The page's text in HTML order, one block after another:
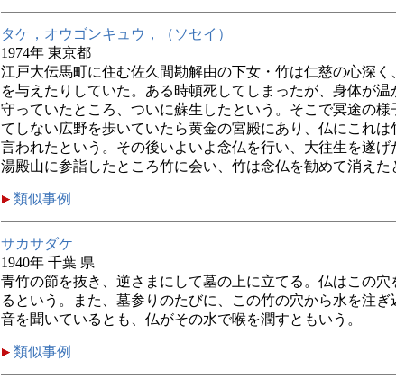
タケ，オウゴンキュウ，（ソセイ）
1974年 東京都
江戸大伝馬町に住む佐久間勘解由の下女・竹は仁慈の心深く
を与えたりしていた。ある時頓死してしまったが、身体が温
守っていたところ、ついに蘇生したという。そこで冥途の様
てしない広野を歩いていたら黄金の宮殿にあり、仏にこれは
言われたという。その後いよいよ念仏を行い、大往生を遂げ
湯殿山に参詣したところ竹に会い、竹は念仏を勧めて消えた
類似事例
サカサダケ
1940年 千葉 県
青竹の節を抜き、逆さまにして墓の上に立てる。仏はこの穴
るという。また、墓参りのたびに、この竹の穴から水を注ぎ
音を聞いているとも、仏がその水で喉を潤すともいう。
類似事例